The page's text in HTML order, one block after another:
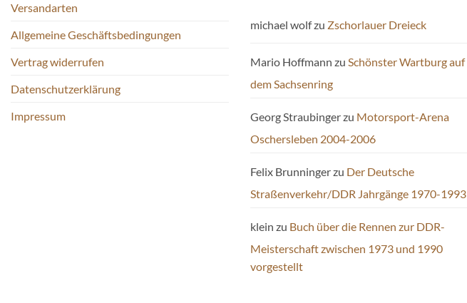
auf
der
gewählt
der
gewählt
werden
Versandarten
Allgemeine Geschäftsbedingungen
Vertrag widerrufen
Datenschutzerklärung
Impressum
michael wolfzu Zschorlauer Dreieck
Mario Hoffmann zu Schönster Wartburg auf
dem Sachsenring
Georg Straubingerzu Motorsport-Arena
Oschersleben 2004-2006
Felix Brunningerzu Der Deutsche
Straßenverkehr/DDR Jahrgänge 1970-1993
klein zu Buch über die Rennen zur DDR-
Meisterschaft zwischen 1973 und 1990
vorgestellt